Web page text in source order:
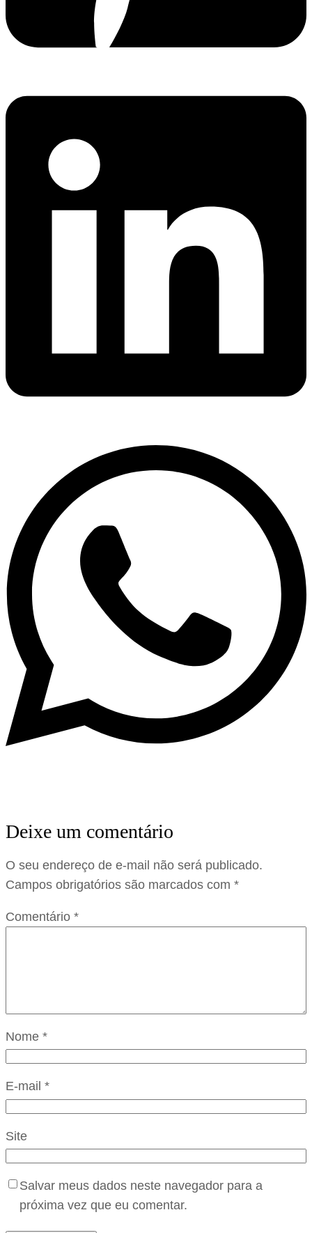
Deixe um comentário
O seu endereço de e-mail não será publicado.
Campos obrigatórios são marcados com *
Comentário *
Nome *
E-mail *
Site
Salvar meus dados neste navegador para a
próxima vez que eu comentar.